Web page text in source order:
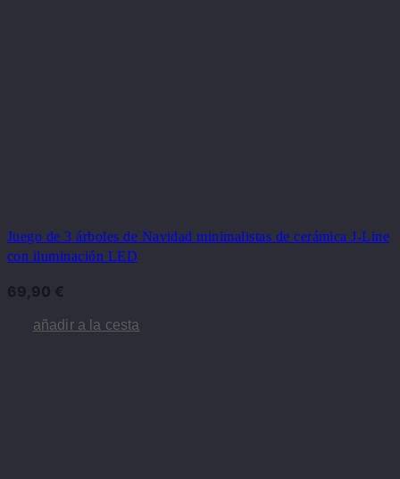
Juego de 3 árboles de Navidad minimalistas de cerámica J-Line
con iluminación LED
69,90 €
añadir a la cesta